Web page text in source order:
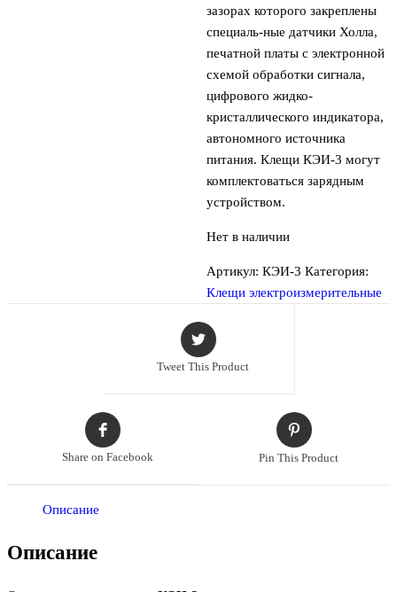
зазорах которого закреплены
специаль-ные датчики Холла,
печатной платы с электронной
схемой обработки сигнала,
цифрового жидко-
кристаллического индикатора,
автономного источника
питания. Клещи КЭИ-3 могут
комплектоваться зарядным
устройством.
Нет в наличии
Артикул: КЭИ-3 Категория:
Клещи электроизмерительные
Tweet This Product
Share on Facebook Pin This Product
Описание
Описание